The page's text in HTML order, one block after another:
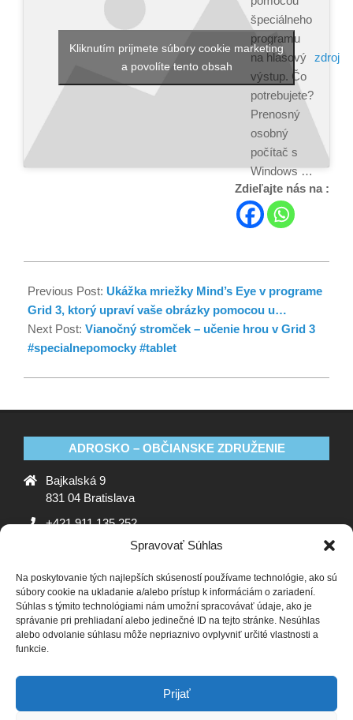
Spravovať Súhlas
Na poskytovanie tých najlepších skúseností používame technológie, ako sú
súbory cookie na ukladanie a/alebo prístup k informáciám o zariadení.
Súhlas s týmito technológiami nám umožní spracovávať údaje, ako je
správanie pri prehliadaní alebo jedinečné ID na tejto stránke. Nesúhlas
alebo odvolanie súhlasu môže nepriaznivo ovplyvniť určité vlastnosti a
funkcie.
Prijať
špeciálneho
programu
na hlasový
výstup. Čo
potrebujete?
Prenosný
osobný
počítač s
Windows …
zdroj
Kliknutím prijmete súbory cookie marketing
a povolíte tento obsah
Zdieľajte nás na :
Previous Post: Ukážka mriežky Mind’s Eye v programe
Grid 3, ktorý upraví vaše obrázky pomocou u…
Next Post: Vianočný stromček – učenie hrou v Grid 3
#specialnepomocky #tablet
ADROSKO – OBČIANSKE ZDRUŽENIE
Bajkalská 9
831 04 Bratislava
+421 911 135 252
ADROSKO
Stanovy OZ Ochrana osobných údajov
Zásady
používania súborov cookie (EÚ)
Vyhlásenie o ochrane
osobných údajov (EU)
SLEDUJTE NÁS